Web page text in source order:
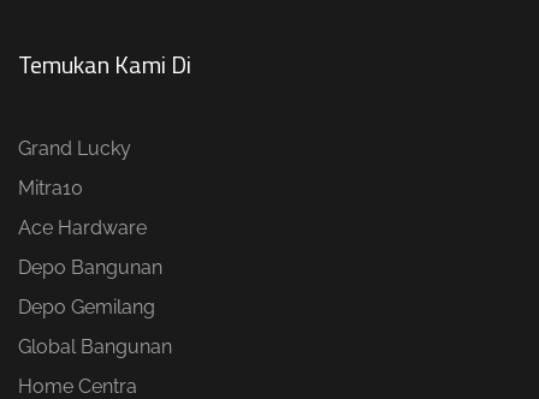
Temukan Kami Di
Grand Lucky
Mitra10
Ace Hardware
Depo Bangunan
Depo Gemilang
Global Bangunan
Home Centra